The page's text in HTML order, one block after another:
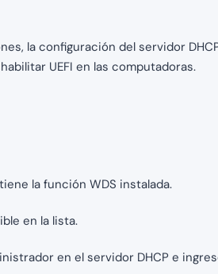
la configuración del servidor
UEFI en las computadoras.
la función WDS instalada.
en la lista.
en el servidor DHCP e